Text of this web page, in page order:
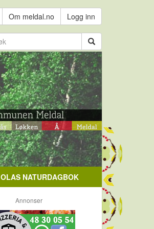
Om meldal.no Logg inn
OLAS NATURDAGBOK
Annonser